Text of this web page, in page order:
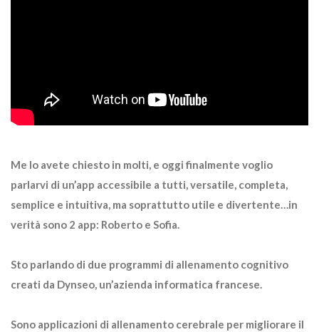
Me lo avete chiesto in molti, e oggi finalmente voglio
parlarvi di un’app accessibile a tutti, versatile, completa,
semplice e intuitiva, ma soprattutto utile e divertente…in
verità sono 2 app: Roberto e Sofia.
Sto parlando di due programmi di allenamento cognitivo
creati da Dynseo, un’azienda informatica francese.
Sono applicazioni di allenamento cerebrale per migliorare il